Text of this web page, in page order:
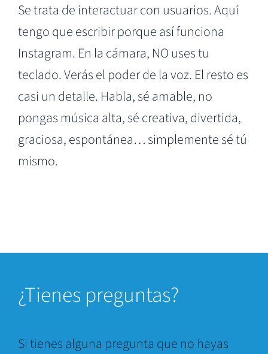
Se trata de interactuar con usuarios. Aquí
tengo que escribir porque así funciona
Instagram. En la cámara, NO uses tu
teclado. Verás el poder de la voz. El resto es
casi un detalle. Habla, sé amable, no
pongas música alta, sé creativa, divertida,
graciosa, espontánea… simplemente sé tú
mismo.
¿Tienes preguntas?
Si tienes alguna pregunta que no hayas